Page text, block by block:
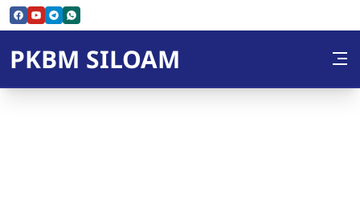
Skip to Content
PKBM SILOAM